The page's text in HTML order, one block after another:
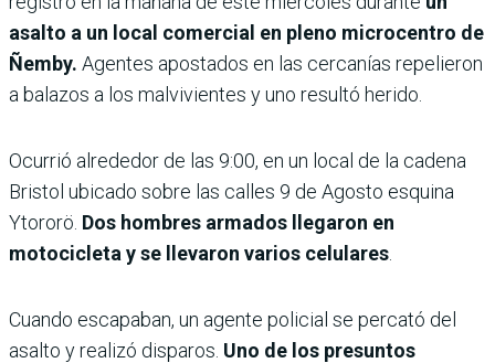
asalto a un local comercial en pleno microcentro de
Ñemby. Agentes apostados en las cercanías repelieron
a balazos a los malvivientes y uno resultó herido.
Ocurrió alrededor de las 9:00, en un local de la cadena
Bristol ubicado sobre las calles 9 de Agosto esquina
Ytororö. Dos hombres armados llegaron en
motocicleta y se llevaron varios celulares
Cuando escapaban, un agente policial se percató del
asalto y realizó disparos. Uno de los presuntos